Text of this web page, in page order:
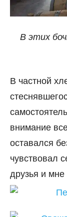
В этих
В частной
внимание
оставался
чувствовал
друзья и